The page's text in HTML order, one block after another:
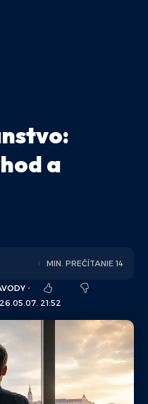
a
21:52
MIN. PREČÍTANIE 14